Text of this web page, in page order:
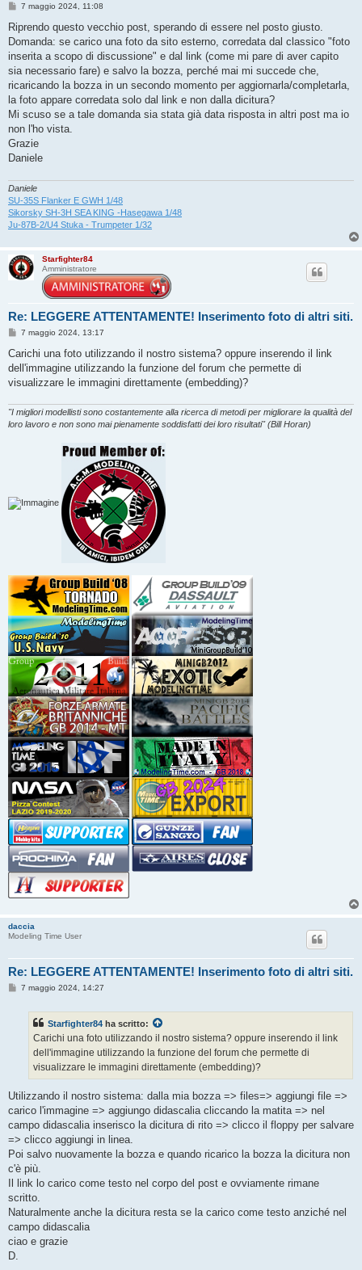
M
s
s
a
g
i
o
7 maggio 2024, 11:08
Riprendo questo vecchio post, sperando di essere nel posto giusto.
Domanda: se carico una foto da sito esterno, corredata dal classico "foto
inserita a scopo di discussione" e dal link (come mi pare di aver capito
sia necessario fare) e salvo la bozza, perché mai mi succede che,
ricaricando la bozza in un secondo momento per aggiornarla/completarla,
la foto appare corredata solo dal link e non dalla dicitura?
Mi scuso se a tale domanda sia stata già data risposta in altri post ma io
non l'ho vista.
Grazie
Daniele
Daniele
SU-35S Flanker E GWH 1/48
Sikorsky SH-3H SEA KING -Hasegawa 1/48
Ju-87B-2/U4 Stuka - Trumpeter 1/32
Starfighter84
Amministratore
Re: LEGGERE ATTENTAMENTE! Inserimento foto di altri siti.
M
s
a
g
o
7 maggio 2024, 13:17
Carichi una foto utilizzando il nostro sistema? oppure inserendo il link
dell'immagine utilizzando la funzione del forum che permette di
visualizzare le immagini direttamente (embedding)?
"I migliori modellisti sono costantemente alla ricerca di metodi per migliorare la qualità del
loro lavoro e non sono mai pienamente soddisfatti dei loro risultati" (Bill Horan)
daccia
Modeling Time User
Re: LEGGERE ATTENTAMENTE! Inserimento foto di altri siti.
M7 maggio 2024, 14:27
Starfighter84 ha scritto:
Carichi una foto utilizzando il nostro sistema? oppure inserendo il link
dell'immagine utilizzando la funzione del forum che permette di
visualizzare le immagini direttamente (embedding)?
Utilizzando il nostro sistema: dalla mia bozza => files=> aggiungi file =>
carico l'immagine => aggiungo didascalia cliccando la matita => nel
campo didascalia inserisco la dicitura di rito => clicco il floppy per salvare
=> clicco aggiungi in linea.
Poi salvo nuovamente la bozza e quando ricarico la bozza la dicitura non
c'è più.
Il link lo carico come testo nel corpo del post e ovviamente rimane
scritto.
Naturalmente anche la dicitura resta se la carico come testo anziché nel
campo didascalia
ciao e grazie
D.